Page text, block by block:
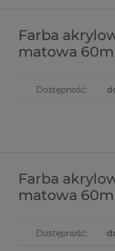
Farba
matowa
Dostępność:
Farba
matowa
Dostępność: